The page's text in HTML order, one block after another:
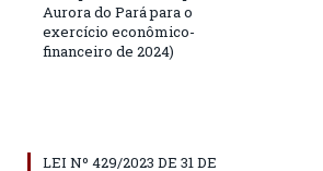
Aurora do Pará para o
exercício econômico-
financeiro de 2024)
LEI Nº 429/2023 DE 31 DE